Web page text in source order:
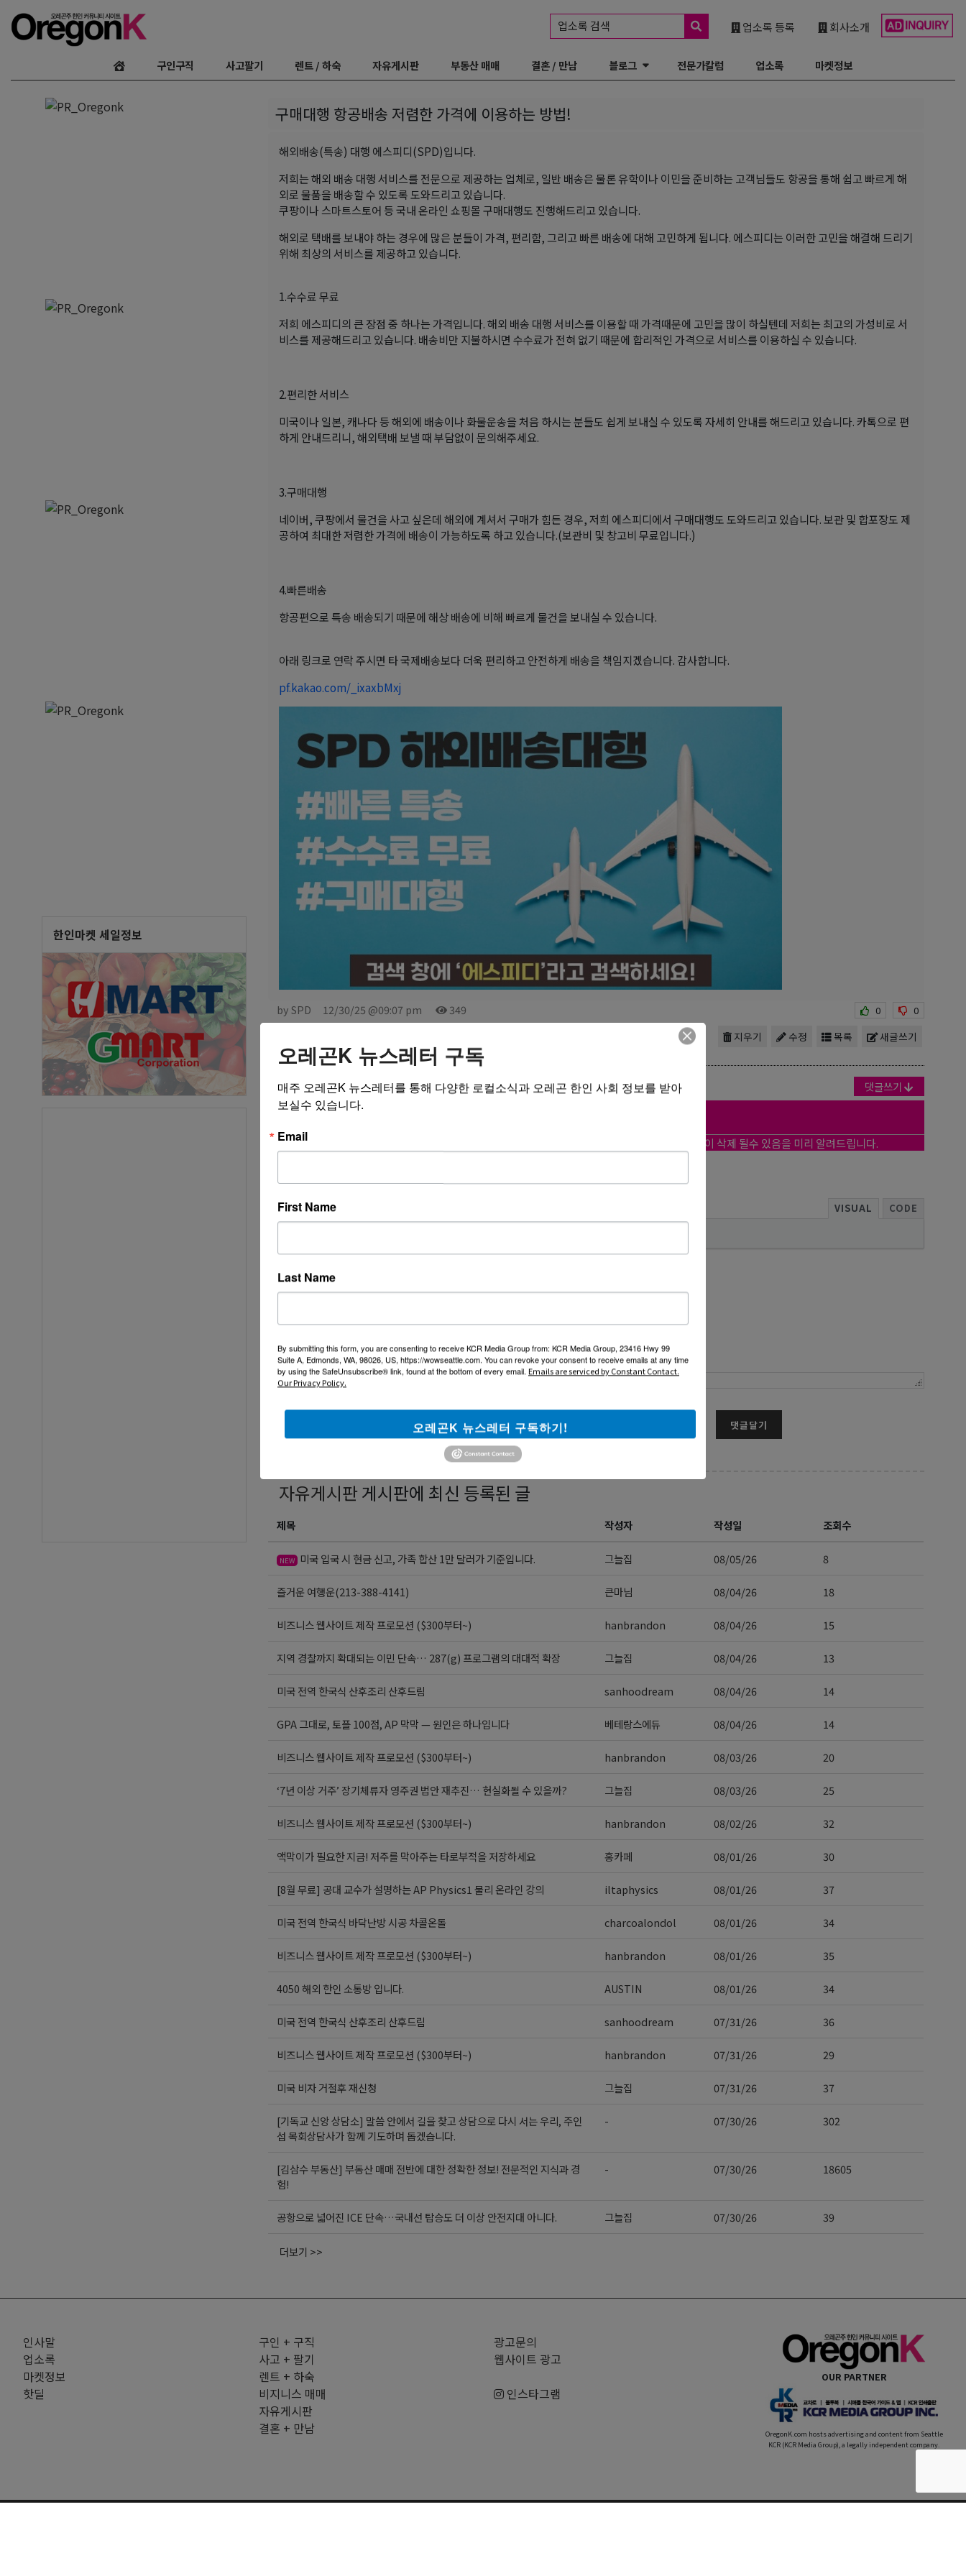
회사소개
업소록 등록
업소록 검색
구인구직 사고팔기 렌트 / 하숙 자유게시판 부동산 매매 결혼 / 만남 블로그 전문가칼럼 업소록 마켓정보
한인마켓 세일정보
구매대행 항공배송 저렴한 가격에 이용하는 방법!
해외배송(특송) 대행 에스피디(SPD)입니다.
저희는 해외 배송 대행 서비스를 전문으로 제공하는 업체로, 일반 배송은 물론 유학이나 이민을 준비하는 고객님들도 항공을 통해 쉽고 빠르게 해
외로 물품을 배송할 수 있도록 도와드리고 있습니다.
쿠팡이나 스마트스토어 등 국내 온라인 쇼핑몰 구매대행도 진행해드리고 있습니다.
해외로 택배를 보내야 하는 경우에 많은 분들이 가격, 편리함, 그리고 빠른 배송에 대해 고민하게 됩니다. 에스피디는 이러한 고민을 해결해 드리기
위해 최상의 서비스를 제공하고 있습니다.
1.수수료 무료
저희 에스피디의 큰 장점 중 하나는 가격입니다. 해외 배송 대행 서비스를 이용할 때 가격때문에 고민을 많이 하실텐데 저희는 최고의 가성비로 서
비스를 제공해드리고 있습니다. 배송비만 지불하시면 수수료가 전혀 없기 때문에 합리적인 가격으로 서비스를 이용하실 수 있습니다.
2.편리한 서비스
미국이나 일본, 캐나다 등 해외에 배송이나 화물운송을 처음 하시는 분들도 쉽게 보내실 수 있도록 자세히 안내를 해드리고 있습니다. 카톡으로 편
하게 안내드리니, 해외택배 보낼 때 부담없이 문의해주세요.
3.구매대행
네이버, 쿠팡에서 물건을 사고 싶은데 해외에 계셔서 구매가 힘든 경우, 저희 에스피디에서 구매대행도 도와드리고 있습니다. 보관 및 합포장도 제
공하여 최대한 저렴한 가격에 배송이 가능하도록 하고 있습니다.(보관비 및 창고비 무료입니다.)
4.빠른배송
항공편으로 특송 배송되기 때문에 해상 배송에 비해 빠르게 물건을 보내실 수 있습니다.
아래 링크로 연락 주시면 타 국제배송보다 더욱 편리하고 안전하게 배송을 책임지겠습니다. 감사합니다.
pf.kakao.com/_ixaxbMxj
by SPD 12/30/25 @09:07 pm 349 0 0
새글쓰기
목록
수정
지우기
댓글 0 댓글쓰기
게시판 용도와 맞지 않는 비방, 욕설이 포함된 글은 저희 사이트의 운영 방침에 따라 작성자의 의견없이 삭제 될수 있음을 미리 알려드립니다.
댓글쓰기
VISUAL CODE
댓글달기
자유게시판 게시판에 최신 등록된 글
제목 작성자 작성일 조회수
NEW 미국 입국 시 현금 신고, 가족 합산 1만 달러가 기준입니다. 그늘집 08/05/26 8
즐거운 여행운(213-388-4141) 큰마님 08/04/26 18
비즈니스 웹사이트 제작 프로모션 ($300부터~) hanbrandon 08/04/26 15
지역 경찰까지 확대되는 이민 단속… 287(g) 프로그램의 대대적 확장 그늘집 08/04/26 13
미국 전역 한국식 산후조리 산후드림 sanhoodream 08/04/26 14
GPA 그대로, 토플 100점, AP 막막 — 원인은 하나입니다 베테랑스에듀 08/04/26 14
비즈니스 웹사이트 제작 프로모션 ($300부터~) hanbrandon 08/03/26 20
‘7년 이상 거주’ 장기체류자 영주권 법안 재추진… 현실화될 수 있을까? 그늘집 08/03/26 25
비즈니스 웹사이트 제작 프로모션 ($300부터~) hanbrandon 08/02/26 32
액막이가 필요한 지금! 저주를 막아주는 타로부적을 저장하세요 홍카페 08/01/26 30
[8월 무료] 공대 교수가 설명하는 AP Physics1 물리 온라인 강의 iltaphysics 08/01/26 37
미국 전역 한국식 바닥난방 시공 차콜온돌 charcoalondol 08/01/26 34
비즈니스 웹사이트 제작 프로모션 ($300부터~) hanbrandon 08/01/26 35
4050 해외 한인 소통방 입니다. AUSTIN 08/01/26 34
미국 전역 한국식 산후조리 산후드림 sanhoodream 07/31/26 36
비즈니스 웹사이트 제작 프로모션 ($300부터~) hanbrandon 07/31/26 29
미국 비자 거절후 재신청 그늘집 07/31/26 37
[기독교 신앙 상담소] 말씀 안에서 길을 찾고 상담으로 다시 서는 우리, 주인
섭 목회상담사가 함께 기도하며 돕겠습니다.
- 07/30/26 302
[김삼수 부동산] 부동산 매매 전반에 대한 정확한 정보! 전문적인 지식과 경
험!
- 07/30/26 18605
공항으로 넓어진 ICE 단속…국내선 탑승도 더 이상 안전지대 아니다. 그늘집 07/30/26 39
더보기 >>
인사말
업소록
마켓정보
핫딜
구인 + 구직
사고 + 팔기
렌트 + 하숙
비지니스 매매
자유게시판
결혼 + 만남
광고문의
웹사이트 광고
인스타그램
OUR PARTNER
OregonK.com hosts advertising and content from Seattle
KCR (KCR Media Group), a legally independent company.
오레곤K 뉴스레터 구독
매주 오레곤K 뉴스레터를 통해 다양한 로컬소식과 오레곤 한인 사회 정보를 받아
보실수 있습니다.
Email
First Name
Last Name
By submitting this form, you are consenting to receive KCR Media Group from: KCR Media Group, 23416 Hwy 99
Suite A, Edmonds, WA, 98026, US, https://wowseattle.com. You can revoke your consent to receive emails at any time
by using the SafeUnsubscribe® link, found at the bottom of every email. Emails are serviced by Constant Contact.
Our Privacy Policy.
오레곤K 뉴스레터 구독하기!